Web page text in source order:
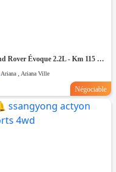
Land Rover Évoque 2.2L - Km 115 mille - Tel 98479647
Ariana , Ariana Ville
Négociable